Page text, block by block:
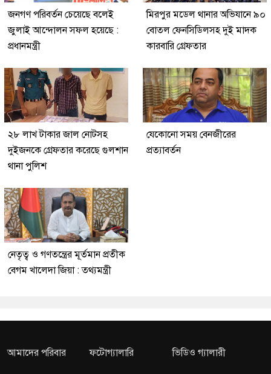
জনগণ পরিবর্তন চেয়েছে বলেই
জুলাই আন্দোলন সফল হয়েছে :
প্রধানমন্ত্রী
মিরপুর মডেল থানার অভিযানে ৯০
বোতল ফেনসিডিলসহ দুই মাদক
কারবারি গ্রেফতার
২৮ লাখ টাকার জাল নোটসহ
দুইজনকে গ্রেফতার করেছে গুলশান
থানা পুলিশ
যেকোনো সময় বেনজীরের
প্রত্যাবর্তন
নেতৃত্ব ও গণতন্ত্রের মূর্তমান প্রতীক
বেগম খালেদা জিয়া : তথ্যমন্ত্রী
আমাদের পরিবার ফটোগ্যালারি ভিডিও গ্যালারী